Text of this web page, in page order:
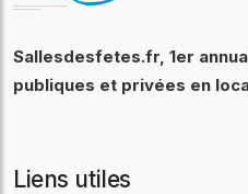
Sallesdesfetes.fr, 1er
publiques et privées en
Liens utiles